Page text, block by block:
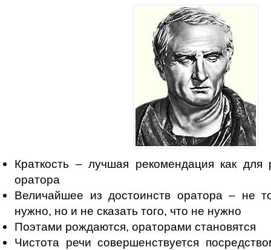
Краткость – лучшая рекомендация как для
оратора
Величайшее из достоинств оратора – не
нужно, но и не сказать того, что не нужно
Поэтами рождаются, ораторами становятся
Чистота речи совершенствуется